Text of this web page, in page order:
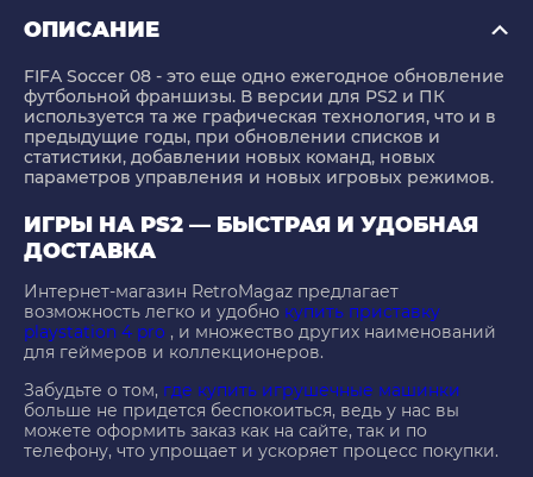
ОПИСАНИЕ
FIFA Soccer 08 - это еще одно ежегодное обновление
футбольной франшизы. В версии для PS2 и ПК
используется та же графическая технология, что и в
предыдущие годы, при обновлении списков и
статистики, добавлении новых команд, новых
параметров управления и новых игровых режимов.
ИГРЫ НА PS2 — БЫСТРАЯ И УДОБНАЯ
ДОСТАВКА
Интернет-магазин RetroMagaz предлагает
возможность легко и удобно купить приставку
playstation 4 pro , и множество других наименований
для геймеров и коллекционеров.
Забудьте о том, где купить игрушечные машинки
больше не придется беспокоиться, ведь у нас вы
можете оформить заказ как на сайте, так и по
телефону, что упрощает и ускоряет процесс покупки.